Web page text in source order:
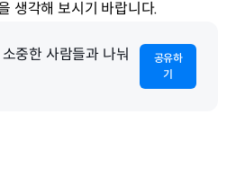
생각해 보시기 바랍니다.
중한 사람들과 나눠
공유하
기